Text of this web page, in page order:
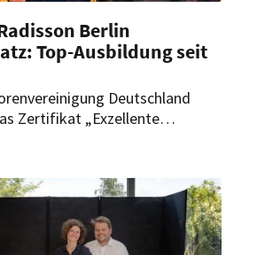
Berlin
Top-Ausbildung seit
Deutschland
Zertifikat „Exzellente
und bei Erfolg das Gütesieger
Das Park Inn by Radisson Berlin
die Auszeichnung seit 2013.